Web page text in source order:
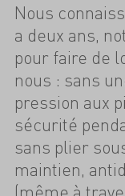
Nous
a deux ans,
pour faire de
nous : sans
pression aux
sécurité
sans plier
maintien,
(même à